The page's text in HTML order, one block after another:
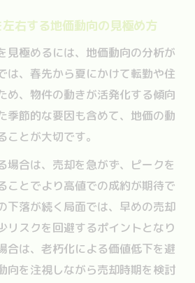
右する地価動向の見極め方
見極めるには、地価動向の分析が
は、春先から夏にかけて転勤や住
め、物件の動きが活発化する傾向
季節的な要因も含めて、地価の動
とが大切です。
場合は、売却を急がず、ピークを
ことでより高値での成約が期待で
下落が続く局面では、早めの売却
リスクを回避するポイントとなり
合は、老朽化による価値低下を避
向を注視しながら売却時期を検討